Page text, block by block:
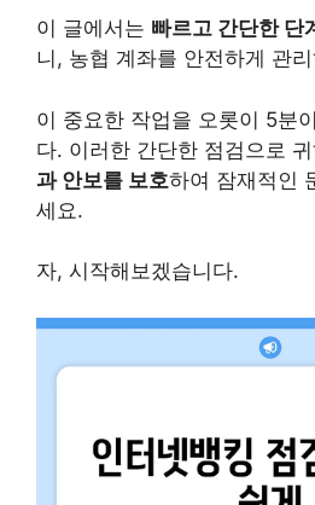
이 글에서는 빠르고 간단한 단
니, 농협 계좌를 안전하게 관
이 중요한 작업을 오롯이 5분
다. 이러한 간단한 점검으로
과 안보를 보호하여 잠재적인
세요.
자, 시작해보겠습니다.